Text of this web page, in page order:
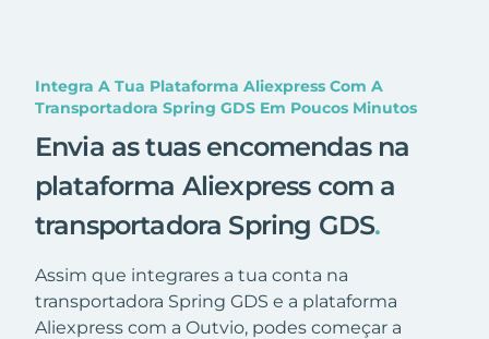
Integra A Tua Plataforma Aliexpress Com A
Transportadora Spring GDS Em Poucos Minutos
Envia as tuas encomendas na
plataforma Aliexpress com a
transportadora Spring GDS.
Assim que integrares a tua conta na
transportadora Spring GDS e a plataforma
Aliexpress com a Outvio, podes começar a